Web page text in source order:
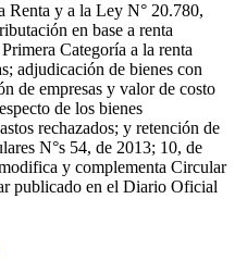
Renta y a la Ley N° 20.780,
en base a renta
Categoría a la renta
adjudicación de bienes con
de empresas y valor de costo
de los bienes
rechazados; y retención de
N°s 54, de 2013; 10, de
y complementa Circular
publicado en el Diario Oficial